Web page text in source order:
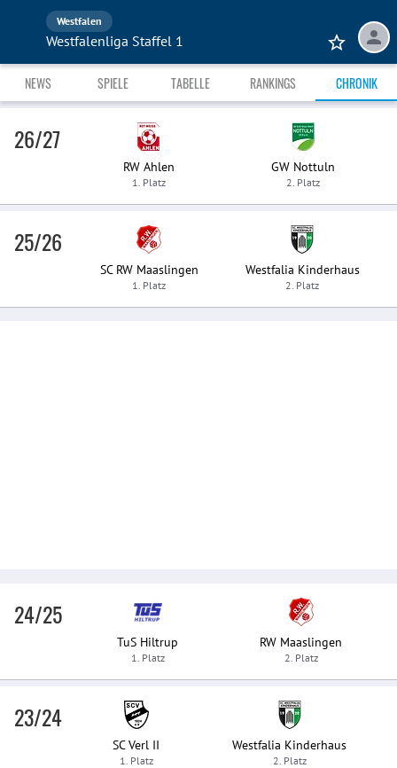
Westfalen
Westfalenliga Staffel 1
NEWS SPIELE TABELLE RANKINGS CHRONIK
26/27
RW Ahlen
1. Platz
GW Nottuln
2. Platz
25/26
SC RW Maaslingen
1. Platz
Westfalia Kinderhaus
2. Platz
24/25
TuS Hiltrup
1. Platz
RW Maaslingen
2. Platz
23/24
SC Verl II
1. Platz
Westfalia Kinderhaus
2. Platz